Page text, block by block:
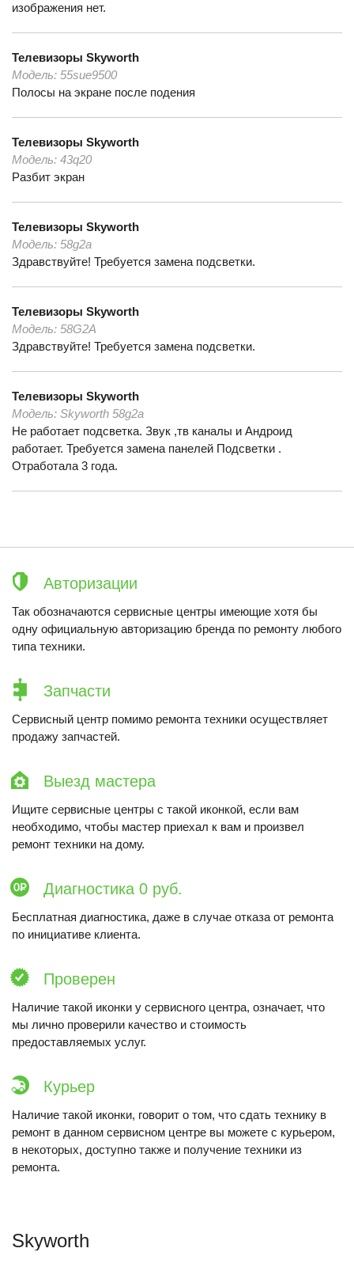
изображения нет.
Телевизоры Skyworth
Модель: 55sue9500
Полосы на экране после подения
Телевизоры Skyworth
Модель: 43q20
Разбит экран
Телевизоры Skyworth
Модель: 58g2a
Здравствуйте! Требуется замена подсветки.
Телевизоры Skyworth
Модель: 58G2A
Здравствуйте! Требуется замена подсветки.
Телевизоры Skyworth
Модель: Skyworth 58g2a
Не работает подсветка. Звук ,тв каналы и Андроид
работает. Требуется замена панелей Подсветки .
Отработала 3 года.
Авторизации
Так обозначаются сервисные центры имеющие хотя бы
одну официальную авторизацию бренда по ремонту любого
типа техники.
Запчасти
Сервисный центр помимо ремонта техники осуществляет
продажу запчастей.
Выезд мастера
Ищите сервисные центры с такой иконкой, если вам
необходимо, чтобы мастер приехал к вам и произвел
ремонт техники на дому.
Диагностика 0 руб.
Бесплатная диагностика, даже в случае отказа от ремонта
по инициативе клиента.
Проверен
Наличие такой иконки у сервисного центра, означает, что
мы лично проверили качество и стоимость
предоставляемых услуг.
Курьер
Наличие такой иконки, говорит о том, что сдать технику в
ремонт в данном сервисном центре вы можете с курьером,
в некоторых, доступно также и получение техники из
ремонта.
Skyworth